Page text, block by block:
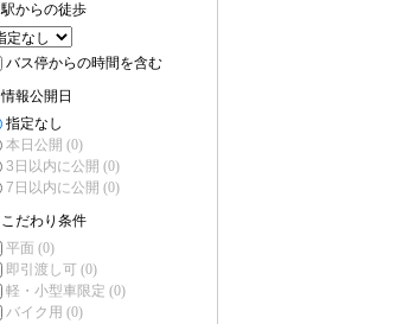
駅からの徒歩
バス停からの時間を含む
情報公開日
指定なし
本日公開 (0)
3日以内に公開 (0)
7日以内に公開 (0)
こだわり条件
平面 (0)
即引渡し可 (0)
軽・小型車限定 (0)
バイク用 (0)